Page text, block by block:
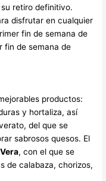
retiro definitivo.
disfrutar en cualquier
fin de semana de
fin de semana de
productos:
y hortaliza, así
del que se
sabrosos quesos. El
, con el que se
de calabaza, chorizos,